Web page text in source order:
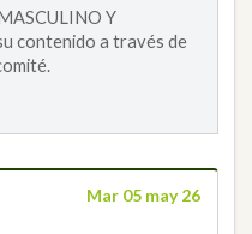
Y
contenido a través de
Mar 05 may 26